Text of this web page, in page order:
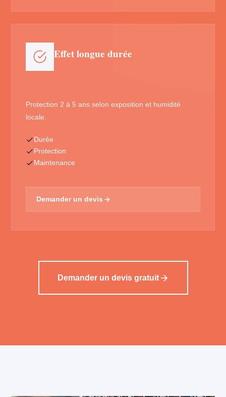
Effet longue durée
Protection 2 à 5 ans selon exposition et humidité
locale.
Durée
Protection
Maintenance
Demander un devis
Demander un devis gratuit